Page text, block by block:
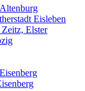
Eisleben
Elster